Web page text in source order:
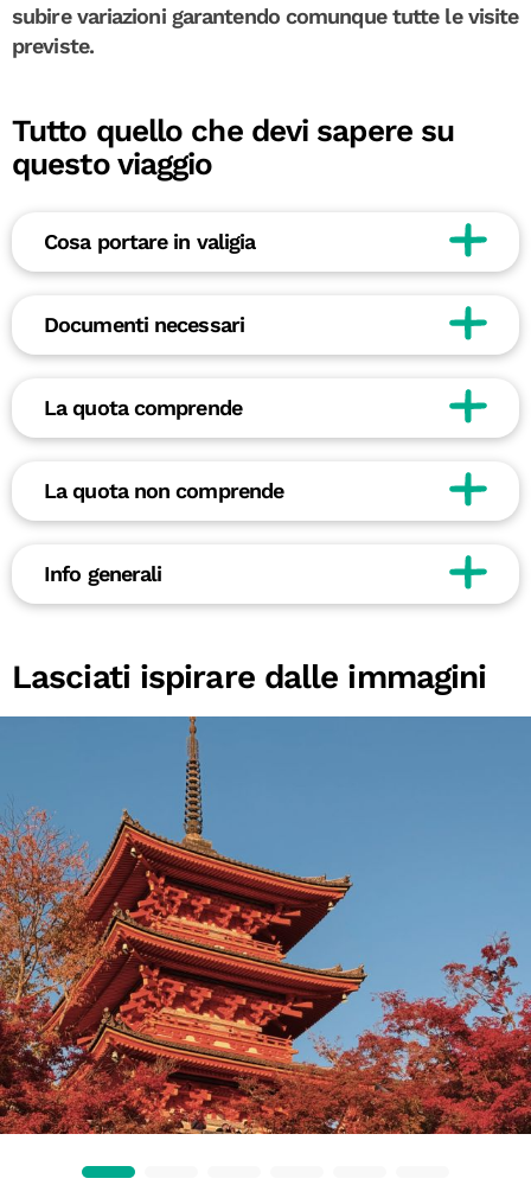
subire variazioni garantendo comunque tutte le visite
previste.
Tutto quello che devi sapere su
questo viaggio
Cosa portare in valigia
Documenti necessari
La quota comprende
La quota non comprende
Info generali
Lasciati ispirare dalle immagini